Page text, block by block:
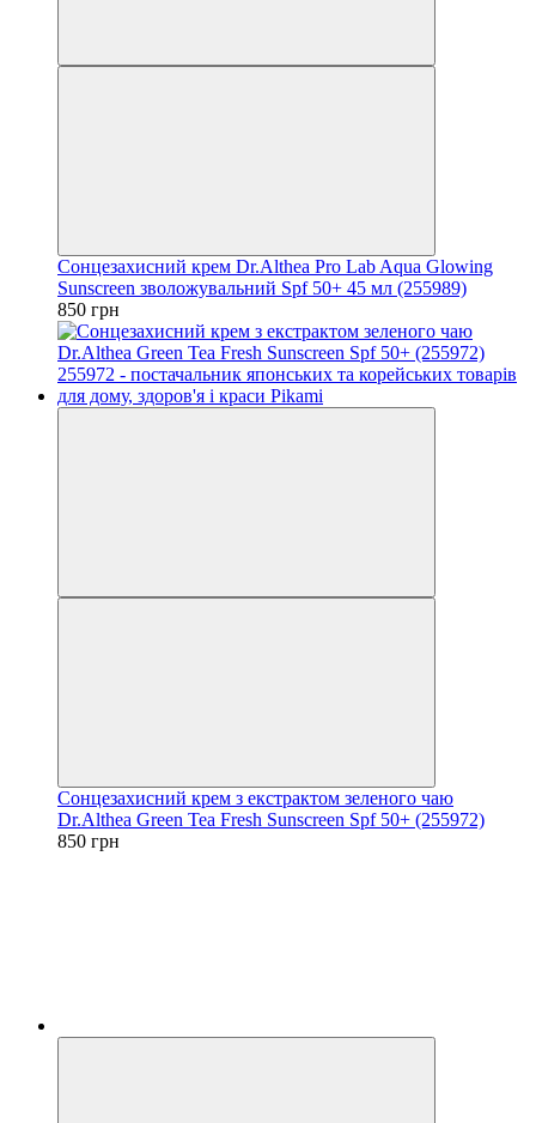
Сонцезахисний крем Dr.Althea Pro Lab Aqua Glowing
Sunscreen зволожувальний Spf 50+ 45 мл (255989)
850 грн
Сонцезахисний крем з екстрактом зеленого чаю
Dr.Althea Green Tea Fresh Sunscreen Spf 50+ (255972)
850 грн